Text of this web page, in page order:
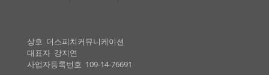
상호 더스피치커뮤니케이션
대표자 강지연
사업자등록번호 109-14-76691